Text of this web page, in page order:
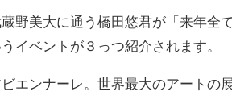
野美大に通う橋田悠君が「来年全
イベントが３っつ紹介されます。
エンナーレ。世界最大のアートの